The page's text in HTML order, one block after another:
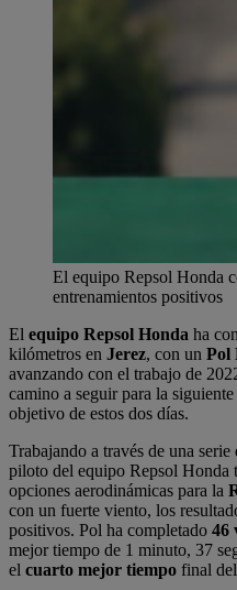
El equipo Repsol Honda
entrenamientos positivos
El equipo Repsol Honda ha
kilómetros en Jerez, con un Pol
avanzando con el trabajo de
camino a seguir para la
objetivo de estos dos días.
Trabajando a través de una
piloto del equipo Repsol Honda
opciones aerodinámicas para la
con un fuerte viento, los
positivos. Pol ha completado 46
mejor tiempo de 1 minuto, 37
el cuarto mejor tiempo final